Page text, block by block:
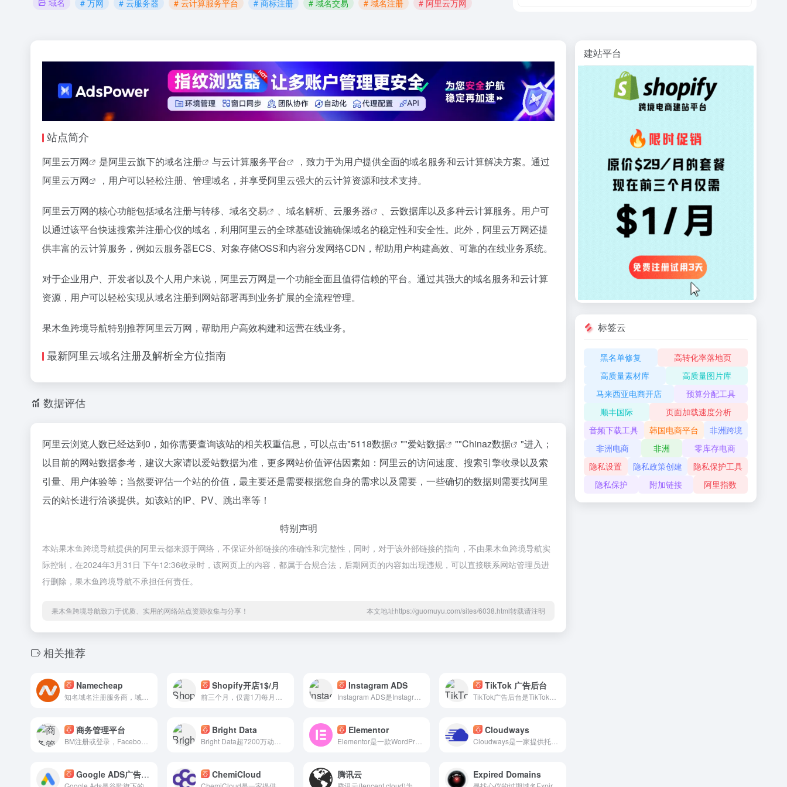
域名 # 万网 # 云服务器 # 云计算服务平台 # 商标注册 # 域名交易 # 域名注册 # 阿里云万网
站点简介
阿里云万网 是阿里云旗下的域名注册 与云计算服务平台
，致力于为用户提供全面的域名服务和云计算解决方案。通过
阿里云万网
，用户可以轻松注册、管理域名，并享受阿里云强大的云计算资源和技术支持。
阿里云万网的核心功能包括域名注册与转移、 域名交易 、域名解析、 云服务器
、云数据库以及多种云计算服务。用户可
以通过该平台快速搜索并注册心仪的域名，利用阿里云的全球基础设施确保域名的稳定性和安全性。此外，阿里云万网还提
供丰富的云计算服务，例如云服务器ECS、对象存储OSS和内容分发网络CDN，帮助用户构建高效、可靠的在线业务系统。
对于企业用户、开发者以及个人用户来说，阿里云万网是一个功能全面且值得信赖的平台。通过其强大的域名服务和云计算
资源，用户可以轻松实现从域名注册到网站部署再到业务扩展的全流程管理。
果木鱼跨境导航特别推荐阿里云万网，帮助用户高效构建和运营在线业务。
最新阿里云域名注册及解析全方位指南
数据评估
阿里云浏览人数已经达到0，如你需要查询该站的相关权重信息，可以点击"5118数据 ""爱站数据 ""Chinaz数据
"进入；
以目前的网站数据参考，建议大家请以爱站数据为准，更多网站价值评估因素如：阿里云的访问速度、搜索引擎收录以及索
引量、用户体验等；当然要评估一个站的价值，最主要还是需要根据您自身的需求以及需要，一些确切的数据则需要找阿里
云的站长进行洽谈提供。如该站的IP、PV、跳出率等！
特别声明
本站果木鱼跨境导航提供的阿里云都来源于网络，不保证外部链接的准确性和完整性，同时，对于该外部链接的指向，不由果木鱼跨境导航实
际控制，在2024年3月31日 下午12:36收录时，该网页上的内容，都属于合规合法，后期网页的内容如出现违规，可以直接联系网站管理员进
行删除，果木鱼跨境导航不承担任何责任。
果木鱼跨境导航致力于优质、实用的网络站点资源收集与分享！ 本文地址https://guomuyu.com/sites/6038.html转载请注明
相关推荐
Namecheap Shopify开店1$/月 Instagram ADS
Instagram ADS是Instagram官方推出的广告平台，提供多种广告形式、精准定位和数据分析功能，帮助品牌在Instagram上提升曝光度和用户参与度。
TikTok 广告后台
商务管理平台 Bright Data Elementor
Elementor是一款WordPress平台上的可视化页面构建器插件。它允许我们通过简单的拖放操作，轻松地设计和生成网页，而无需具备专业的编程技能。
Cloudways
Google ADS广告后台 ChemiCloud 腾讯云 Expired Domains
建站平台
标签云
黑名单修复
高转化率落地页
高质量素材库
高质量图片库
马来西亚电商开店
预算分配工具
顺丰国际
页面加载速度分析
音频下载工具
韩国电商平台
非洲跨境
非洲电商
非洲
零库存电商
隐私设置
隐私政策创建
隐私保护工具
隐私保护
附加链接 阿里指数